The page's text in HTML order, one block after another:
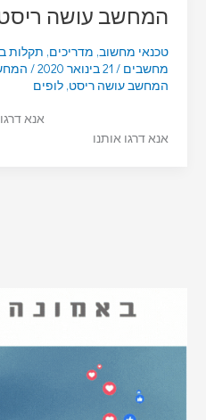
המחשב עושה
טכנאי מחשוב, מדריכים, תקלות
מחשבים / 21 בינואר 2020 /
המחשב עושה ריסט, לופים
אנא
אנא דרגו אותנו